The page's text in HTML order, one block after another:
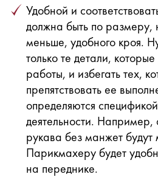
Удобной и
должна быть по размеру,
меньше, удобного кроя.
только те детали,
работы, и избегать тех,
препятствовать ее
определяются
деятельности.
рукава без манжет будут
Парикмахеру будет
на переднике.